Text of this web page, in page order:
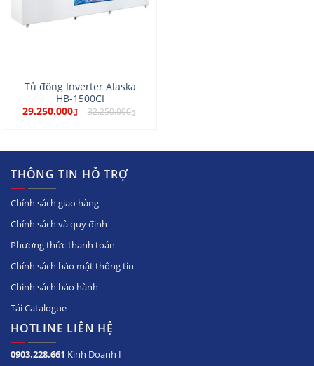
Tủ đông Inverter Alaska
HB-1500CI
29.250.000₫ 32.250.000₫
THÔNG TIN HỖ TRỢ
Chính sách giao hàng
Chính sách và quy định
Phương thức thanh toán
Chính sách bảo mật thông tin
Chinh sách bảo hành
Tải Catalogue
HOTLINE LIÊN HỆ
0903.228.661 Kinh Doanh I